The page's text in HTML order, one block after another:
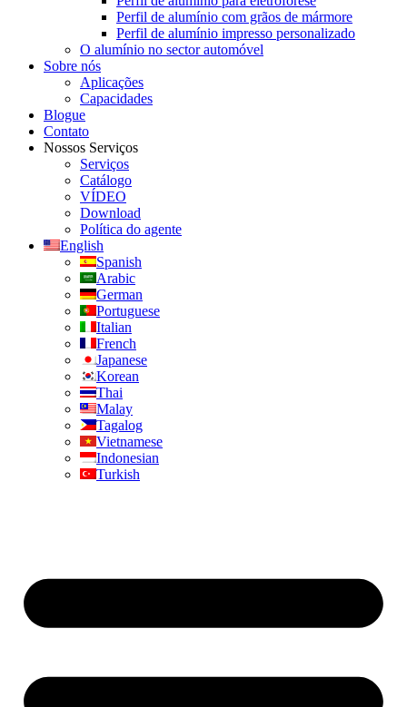
Perfil de alumínio com grãos de mármore
Perfil de alumínio impresso personalizado
O alumínio no sector automóvel
Sobre nós
Aplicações
Capacidades
Blogue
Contato
Nossos Serviços
Serviços
Catálogo
VÍDEO
Download
Política do agente
English
Spanish
Arabic
German
Portuguese
Italian
French
Japanese
Korean
Thai
Malay
Tagalog
Vietnamese
Indonesian
Turkish